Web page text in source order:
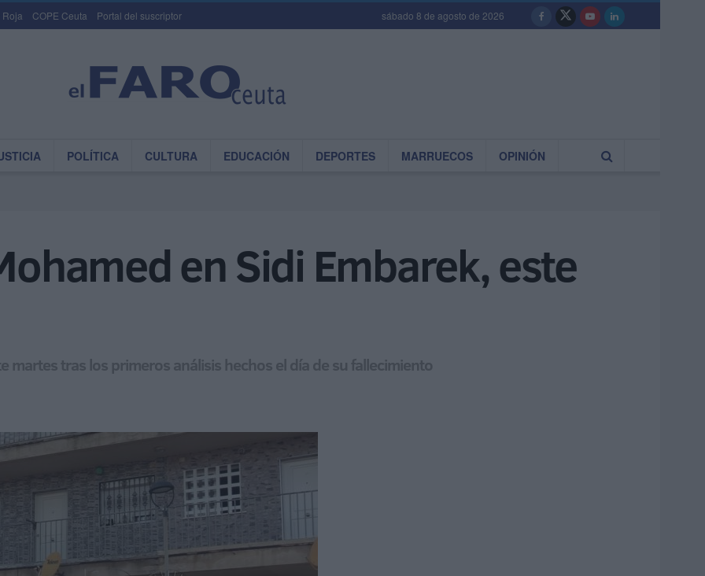
Roja COPE Ceuta Portal del suscriptor sábado 8 de agosto de 2026
POLÍTICA CULTURA EDUCACIÓN DEPORTES MARRUECOS OPINIÓN
en Sidi Embarek, este
martes tras los primeros análisis hechos el día de su fallecimiento